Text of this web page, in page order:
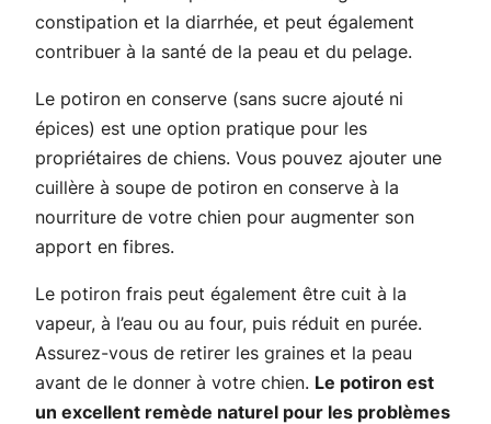
constipation et la diarrhée, et peut également
contribuer à la santé de la peau et du pelage.
Le potiron en conserve (sans sucre ajouté ni
épices) est une option pratique pour les
propriétaires de chiens. Vous pouvez ajouter une
cuillère à soupe de potiron en conserve à la
nourriture de votre chien pour augmenter son
apport en fibres.
Le potiron frais peut également être cuit à la
vapeur, à l’eau ou au four, puis réduit en purée.
Assurez-vous de retirer les graines et la peau
avant de le donner à votre chien. Le potiron est
un excellent remède naturel pour les problèmes